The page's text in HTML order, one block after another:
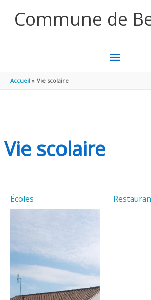
Commune de
MENU
Accueil Vie scolaire
Vie scolaire
Écoles